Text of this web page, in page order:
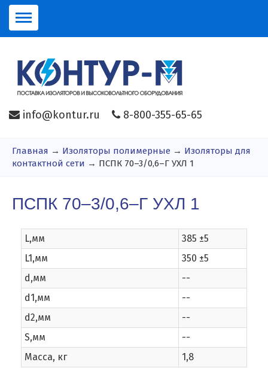
info@kontur.ru 8-800-355-65-65
Главная → Изоляторы полимерные → Изоляторы для
контактной сети → ПСПК 70–3/0,6–Г УХЛ 1
ПСПК 70–3/0,6–Г УХЛ 1
L,мм
385 ±5
L1,мм
350 ±5
d,мм
--
d1,мм
--
d2,мм
--
S,мм
--
Масса, кг
1,8